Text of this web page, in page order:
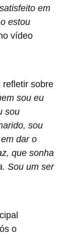
em
estou
vídeo
refletir sobre
sou eu
sou
sou
dar o
que sonha
Sou um ser
o